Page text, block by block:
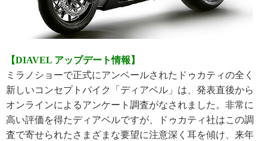
【DIAVEL アップデート情報】
ミラノショーで正式にアンベールされたドゥカティの全く
新しいコンセプトバイク「ディアベル」は、発表直後から
オンラインによるアンケート調査がなされました。非常に
高い評価を得たディアベルですが、ドゥカティ社はこの調
査で寄せられたさまざまな要望に注意深く耳を傾け、来年